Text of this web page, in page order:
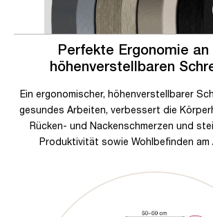
Perfekte Ergonomie an
höhenverstellbaren
Ein ergonomischer, höhenverstellbarer
gesundes Arbeiten, verbessert die
Rücken- und Nackenschmerzen und
Produktivität sowie Wohlbefinden